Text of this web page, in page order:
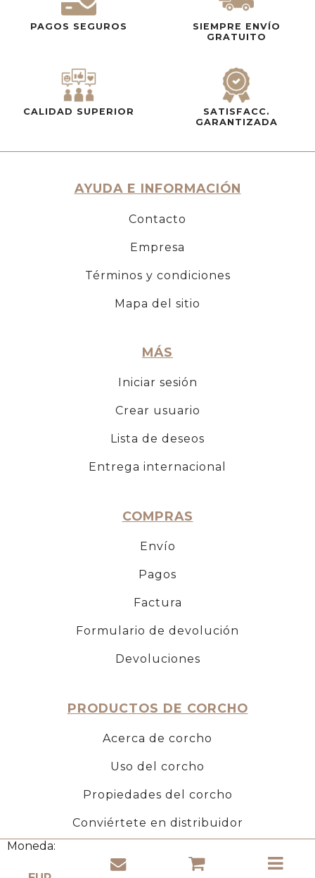
Moneda:
PAGOS SEGUROS
SIEMPRE ENVÍO
GRATUITO
CALIDAD SUPERIOR
SATISFACC.
GARANTIZADA
AYUDA E INFORMACIÓN
Contacto
Empresa
Términos y condiciones
Mapa del sitio
MÁS
Iniciar sesión
Crear usuario
Lista de deseos
Entrega internacional
COMPRAS
Envío
Pagos
Factura
Formulario de devolución
Devoluciones
PRODUCTOS DE CORCHO
Acerca de corcho
Uso del corcho
Propiedades del corcho
Conviértete en distribuidor